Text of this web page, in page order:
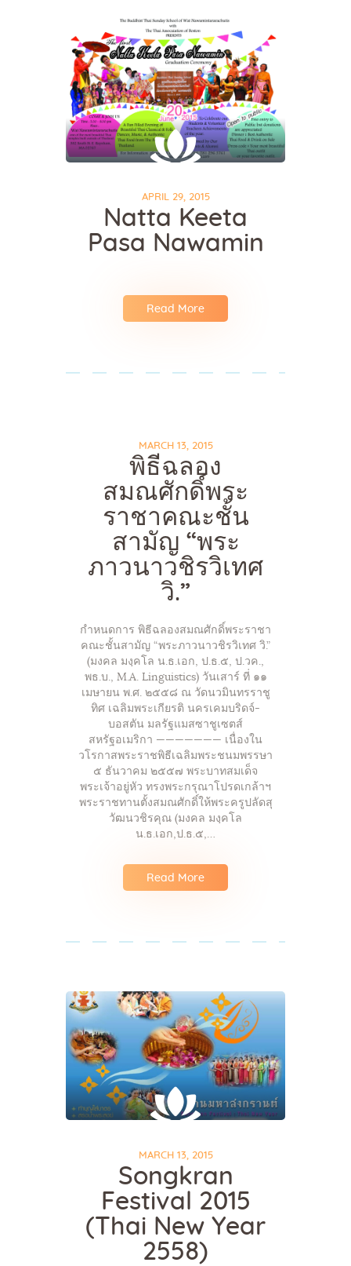
APRIL 29, 2015
Natta Keeta
Pasa Nawamin
Read More
MARCH 13, 2015
พิธีฉลอง
สมณศักดิ์พระ
ราชาคณะชั้น
สามัญ “พระ
ภาวนาวชิรวิเทศ
วิ.”
กำหนดการ พิธีฉลองสมณศักดิ์พระราชา
คณะชั้นสามัญ “พระภาวนาวชิรวิเทศ วิ.”
(มงคล มงฺคโล น.ธ.เอก, ป.ธ.๕, ป.วค.,
พธ.บ., M.A. Linguistics) วันเสาร์ ที่ ๑๑
เมษายน พ.ศ. ๒๕๕๘ ณ วัดนวมินทรราชู
ทิศ เฉลิมพระเกียรติ นครเคมบริดจ์-
บอสตัน มลรัฐแมสซาชูเซตส์
สหรัฐอเมริกา ——————— เนื่องใน
วโรกาสพระราชพิธีเฉลิมพระชนมพรรษา
๕ ธันวาคม ๒๕๕๗ พระบาทสมเด็จ
พระเจ้าอยู่หัว ทรงพระกรุณาโปรดเกล้าฯ
พระราชทานตั้งสมณศักดิ์ให้พระครูปลัดสุ
วัฒนวชิรคุณ (มงคล มงฺคโล
น.ธ.เอก,ป.ธ.๕,…
Read More
MARCH 13, 2015
Songkran
Festival 2015
(Thai New Year
2558)